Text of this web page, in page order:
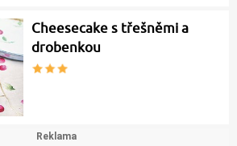
Cheesecake s třešněmi a
drobenkou